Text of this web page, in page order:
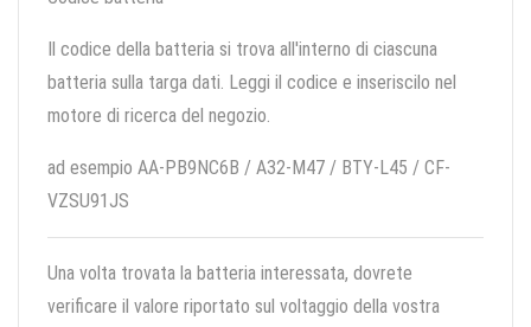
Il codice della batteria si trova all'interno di ciascuna
batteria sulla targa dati. Leggi il codice e inseriscilo nel
motore di ricerca del negozio.
ad esempio AA-PB9NC6B / A32-M47 / BTY-L45 / CF-
VZSU91JS
Una volta trovata la batteria interessata, dovrete
verificare il valore riportato sul voltaggio della vostra